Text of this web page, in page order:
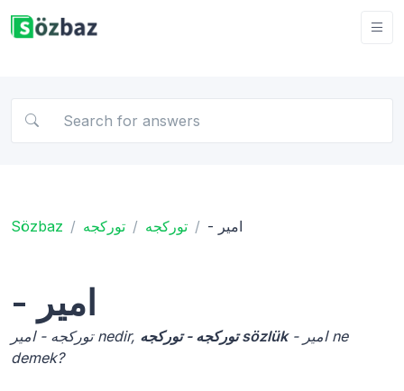
Sözbaz توركجه توركجه - امیر
- امیر
توركجه - امیر nedir, توركجه - توركجه sözlük- امیر ne
demek?